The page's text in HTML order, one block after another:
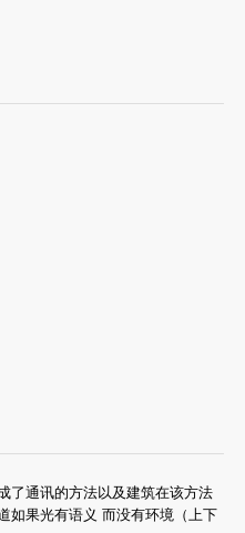
了通讯的方法以及建筑在该方法
如果光有语义 而没有环境（上下